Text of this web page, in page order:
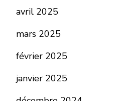
avril 2025
mars 2025
février 2025
janvier 2025